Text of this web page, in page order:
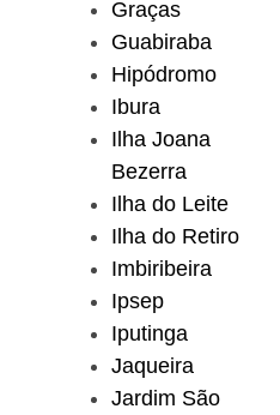
Graças
Guabiraba
Hipódromo
Ibura
Ilha Joana
Bezerra
Ilha do Leite
Ilha do Retiro
Imbiribeira
Ipsep
Iputinga
Jaqueira
Jardim São